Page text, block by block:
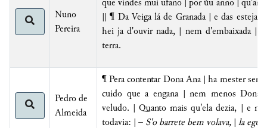
Nuno
Pereira
que vindes mui ufano | por ũu anno |
|| ¶ Da Veiga lá de Granada | e das estejas
hei ja d'ouvir nada, | nem d'embaixada |
terra.
Pedro de
Almeida
¶ Pera contentar Dona Ana | ha mester ser
cuido que a engana | nem menos Dona
veludo. | Quanto mais qu'ela dezia, | e
todavia: | – S'o barrete bem volava, la